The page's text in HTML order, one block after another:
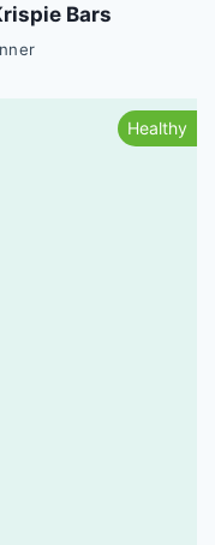
Bars
Healthy